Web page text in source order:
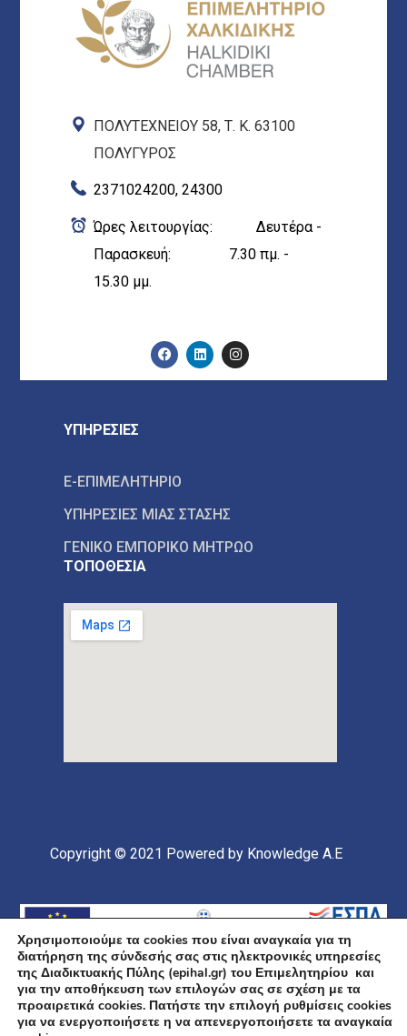
ΠΟΛΥΤΕΧΝΕΙΟΥ 58, Τ. Κ. 63100
ΠΟΛΥΓΥΡΟΣ
2371024200, 24300
Ώρες λειτουργίας: Δευτέρα -
Παρασκευή: 7.30 πμ. -
15.30 μμ.
ΥΠΗΡΕΣΙΕΣ
E-ΕΠΙΜΕΛΗΤΗΡΙΟ
ΥΠΗΡΕΣΙΕΣ ΜΙΑΣ ΣΤΑΣΗΣ
ΓΕΝΙΚΟ ΕΜΠΟΡΙΚΟ ΜΗΤΡΩΟ
ΤΟΠΟΘΕΣΙΑ
Copyright © 2021 Powered by Knowledge A.E
Υποέργο 1 Πράξης: «Ανάπτυξη και Αναβάθμιση
Χρησιμοποιούμε τα cookies που είναι αναγκαία για τη
διατήρηση της σύνδεσής σας στις ηλεκτρονικές υπηρεσίες
της Διαδικτυακής Πύλης (epihal.gr) του Επιμελητηρίου και
για την αποθήκευση των επιλογών σας σε σχέση με τα
προαιρετικά cookies. Πατήστε την επιλογή ρυθμίσεις cookies
για να ενεργοποιήσετε η να απενεργοποιήσετε τα αναγκαία